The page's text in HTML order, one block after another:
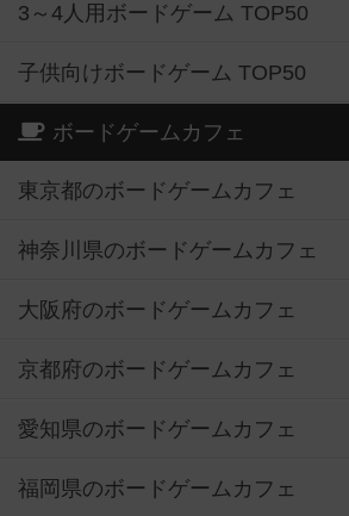
3～4人用ボードゲーム TOP50
子供向けボードゲーム TOP50
ボードゲームカフェ
東京都のボードゲームカフェ
神奈川県のボードゲームカフェ
大阪府のボードゲームカフェ
京都府のボードゲームカフェ
愛知県のボードゲームカフェ
福岡県のボードゲームカフェ